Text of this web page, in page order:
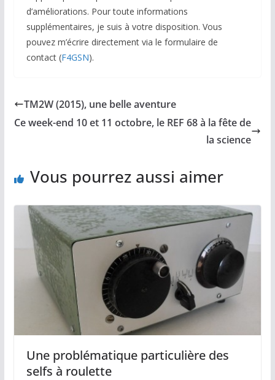
d’améliorations. Pour toute informations
supplémentaires, je suis à votre disposition. Vous
pouvez m’écrire directement via le formulaire de
contact (F4GSN).
TM2W (2015), une belle aventure
Ce week-end 10 et 11 octobre, le REF 68 à la fête de
la science
Vous pourrez aussi aimer
Une problématique particulière des
selfs à roulette